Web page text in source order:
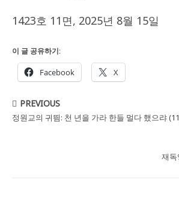
1423호 11면, 2025년 8월 15일
이 글 공유하기:
Facebook X
PREVIOUS
정원교의 귀띔: 천 년을 가라 한들 멀다 했으랴
재독